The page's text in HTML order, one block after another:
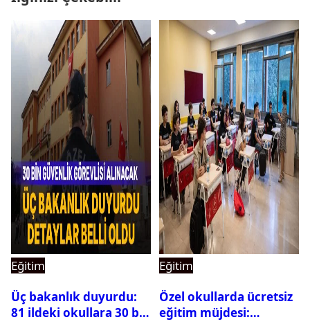
Eğitim
Üç bakanlık duyurdu:
81 ildeki okullara 30 bin
Eğitim
Özel okullarda ücretsiz
eğitim müjdesi: